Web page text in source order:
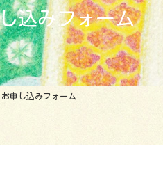
込みフォーム
申し込みフォーム